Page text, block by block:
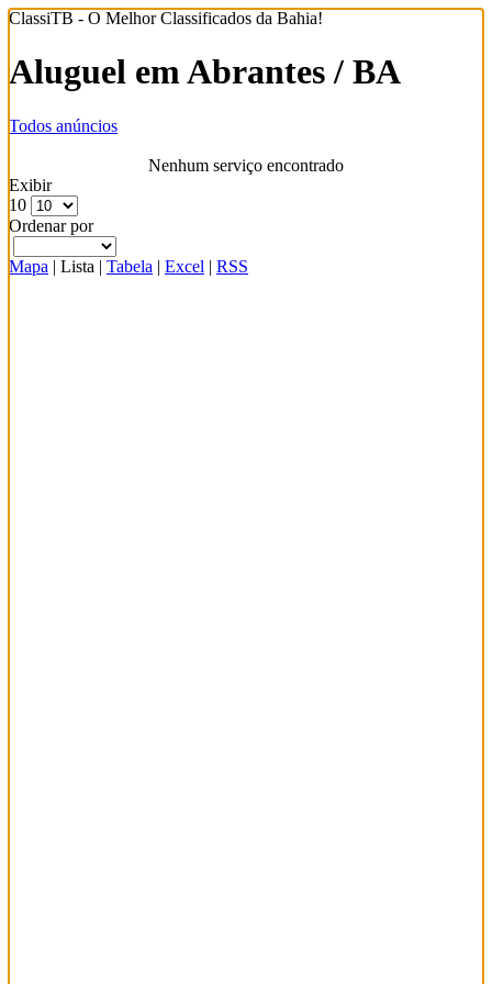
ClassiTB - O Melhor Classificados da Bahia!
Aluguel em Abrantes / BA
Todos anúncios
Nenhum serviço encontrado
Exibir
10
Ordenar por
Mapa | Lista | Tabela | Excel | RSS